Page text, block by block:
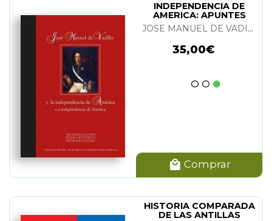
INDEPENDENCIA DE
AMERICA: APUNTES
JOSE MANUEL DE VADILLO
35,00€
Comprar
HISTORIA COMPARADA
DE LAS ANTILLAS